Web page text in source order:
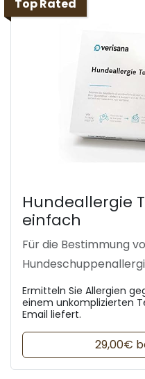
Top Rated
Hundeallergie
einfach
Für die Bestimmung
Ermitteln Sie Allergien
einem unkomplizierten
Email liefert.
29,00€